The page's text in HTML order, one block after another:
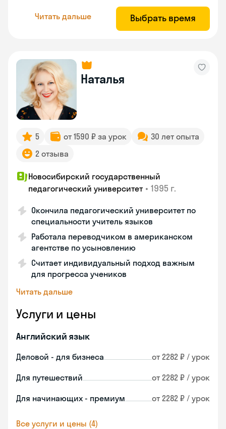
Читать дальше Выбрать время
Наталья
5 от 1590 ₽ за урок
30 лет опыта
2 отзыва
Новосибирский государственный
педагогический университет • 1995 г.
Окончила педагогический университет по
специальности учитель языков
Работала переводчиком в американском
агентстве по усыновлению
Считает индивидуальный подход важным
для прогресса учеников
Читать дальше
Услуги и цены
Английский язык
Деловой - для бизнеса от 2282 ₽ / урок
Для путешествий от 2282 ₽ / урок
Для начинающих - премиум от 2282 ₽ / урок
Все услуги и цены (4)